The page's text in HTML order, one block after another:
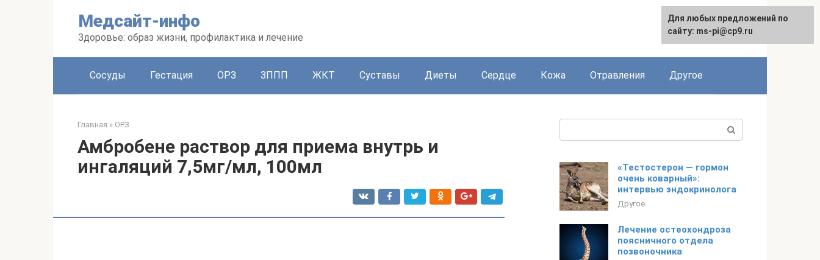
Медсайт-инфо
Здоровье: образ жизни, профилактика и лечение
Сосуды Гестация ОРЗ ЗППП ЖКТ Суставы Диеты Сердце Кожа Отравления Другое
Главная » ОРЗ
Амбробене раствор для приема внутрь и
ингаляций 7,5мг/мл, 100мл
«Тестостерон — гормон
очень коварный»:
интервью эндокринолога
Другое
Лечение остеохондроза
поясничного отдела
позвоночника
Для любых предложений по
сайту: ms-pi@cp9.ru